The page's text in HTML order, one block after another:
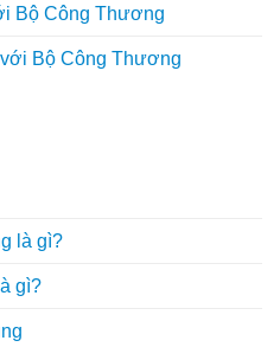
Bộ Công Thương
Bộ Công Thương
là gì?
gì?